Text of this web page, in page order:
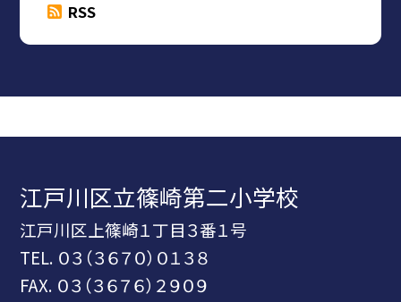
RSS
江戸川区立篠崎第二小学校
江戸川区上篠崎１丁目３番１号
TEL. ０３（３６７０）０１３８
FAX. ０３（３６７６）２９０９